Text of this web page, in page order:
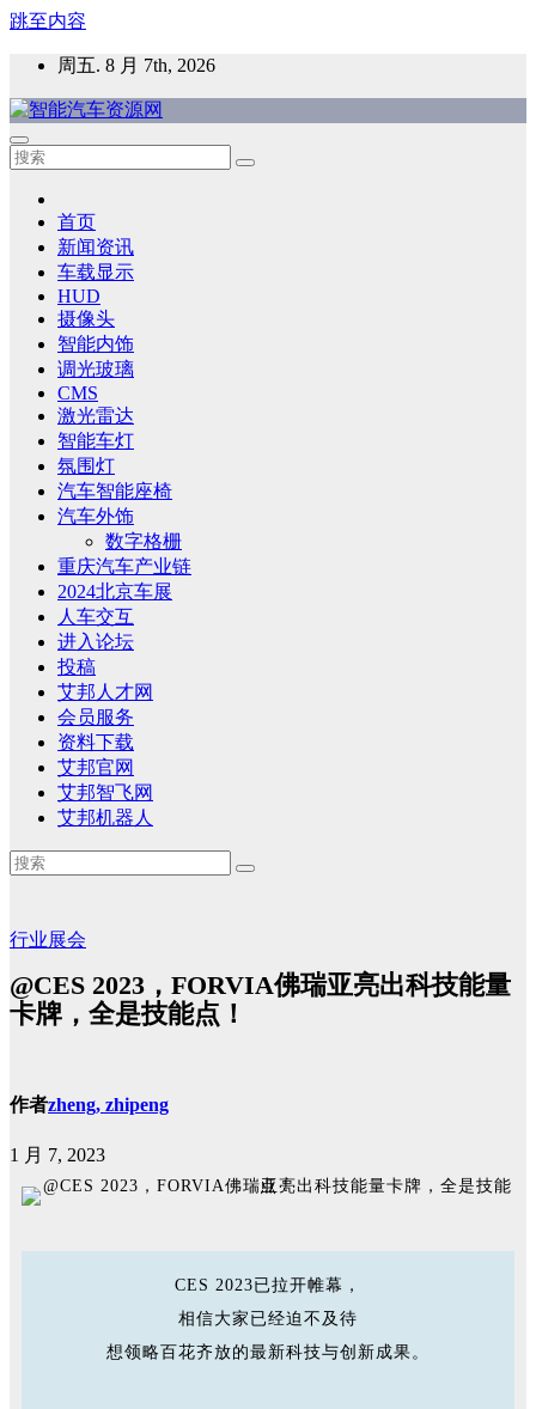
跳至内容
周五. 8 月 7th, 2026
智能汽车资源网
智能表面，智能内饰，新能源汽车，HMI，人车交互，智能车
首页
新闻资讯
车载显示
HUD
摄像头
智能内饰
调光玻璃
CMS
激光雷达
智能车灯
氛围灯
汽车智能座椅
汽车外饰
数字格栅
重庆汽车产业链
2024北京车展
人车交互
进入论坛
投稿
艾邦人才网
会员服务
资料下载
艾邦官网
艾邦智飞网
艾邦机器人
行业展会
@CES 2023，FORVIA佛瑞亚亮出科技能量
卡牌，全是技能点！
作者zheng, zhipeng
1 月 7, 2023
CES 2023已拉开帷幕，
相信大家已经迫不及待
想领略百花齐放的最新科技与创新成果。